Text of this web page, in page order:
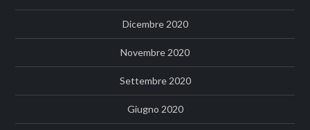
Dicembre 2020
Novembre 2020
Settembre 2020
Giugno 2020